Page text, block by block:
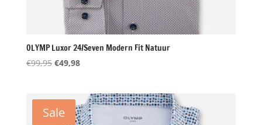
OLYMP Luxor 24/Seven Modern Fit Natuur
€99,95 Oorspronkelijke
€99,95.
€49,98Huidige
€49,98.
Sale